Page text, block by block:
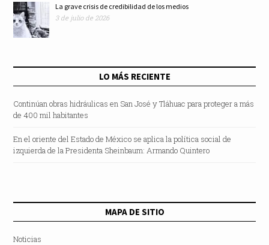
La grave crisis de credibilidad de los medios
3 de julio de 2026
LO MÁS RECIENTE
Continúan obras hidráulicas en San José y Tláhuac para proteger a más
de 400 mil habitantes
En el oriente del Estado de México se aplica la política social de
izquierda de la Presidenta Sheinbaum: Armando Quintero
MAPA DE SITIO
Noticias